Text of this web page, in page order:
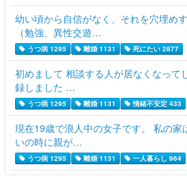
幼い頃から自信がなく、それを穴埋め
（勉強、異性交遊…
うつ病 1295 離婚 1131 死にたい 2877
初めまして 相談する人が居なくなって
録しました …
うつ病 1295 離婚 1131 情緒不安定 433
現在19歳で浪人中の女子です。 私の家
いの時に親が…
うつ病 1295 離婚 1131 一人暮らし 964